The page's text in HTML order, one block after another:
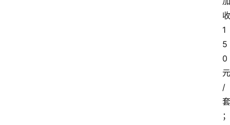
收
1
5
0
元
/
套
；